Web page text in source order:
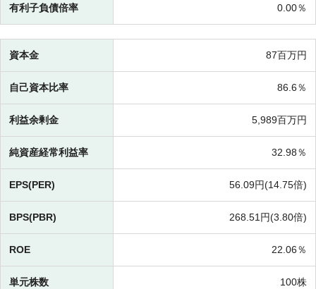
有利子負債倍率 0.00％
資本金 87百万円
自己資本比率 86.6％
利益余剰金 5,989百万円
純資産経常利益率 32.98％
EPS(PER) 56.09円(14.75倍)
BPS(PBR) 268.51円(3.80倍)
ROE 22.06％
単元株数 100株